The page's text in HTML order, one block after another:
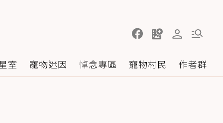
室 寵物迷因 悼念專區 寵物村民 作者群